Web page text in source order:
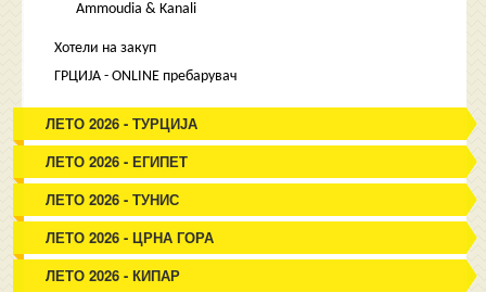
Ammoudia & Kanali
Хотели на закуп
ГРЦИЈА - ONLINE пребарувач
ЛЕТО 2026 - ТУРЦИЈА
ЛЕТО 2026 - ЕГИПЕТ
ЛЕТО 2026 - ТУНИС
ЛЕТО 2026 - ЦРНА ГОРА
ЛЕТО 2026 - КИПАР